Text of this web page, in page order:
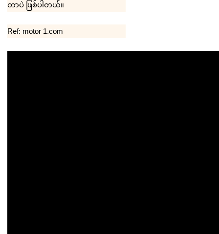
တာပဲ ဖြစ်ပါတယ်။
Ref: motor 1.com